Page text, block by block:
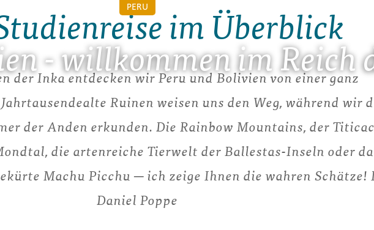
PERU
- willkommen im Reich
im Überblick
der Inka entdecken wir Peru und Bolivien von einer ganz
Ruinen weisen uns den Weg, während wir
der Anden erkunden. Die Rainbow Mountains, der
die artenreiche Tierwelt der Ballestas-Inseln oder
Machu Picchu ─ ich zeige Ihnen die wahren Schätze!
Daniel Poppe